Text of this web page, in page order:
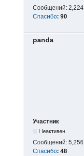
Сообщений: 2,224
Спасибо: 90
panda
Участник
Неактивен
Сообщений: 5,256
Спасибо: 48